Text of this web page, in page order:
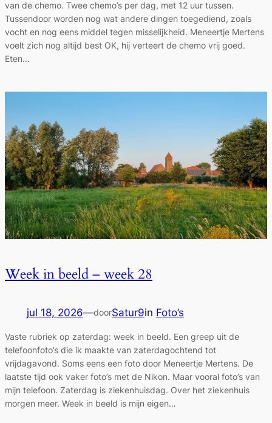
van de chemo. Twee chemo’s per dag, met 12 uur tussen.
Tussendoor worden nog wat andere dingen toegediend, zoals
vocht en nog eens middel tegen misselijkheid. Meneertje Mertens
voelt zich nog altijd best OK, hij verteert de chemo vrij goed.
Eten…
Week in beeld – week 28
jul 18, 2026—doorSatur9in Foto’s
Vaste rubriek op zaterdag: week in beeld. Een greep uit de
telefoonfoto’s die ik maakte van zaterdagochtend tot
vrijdagavond. Soms eens een foto door Meneertje Mertens. De
laatste tijd ook vaker foto’s met de Nikon. Maar vooral foto’s van
mijn telefoon. Zaterdag is ziekenhuisdag. Over het ziekenhuis
morgen meer. Week in beeld is mijn eigen…